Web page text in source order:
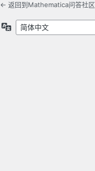
← 返回到Mathematica问答社区
言